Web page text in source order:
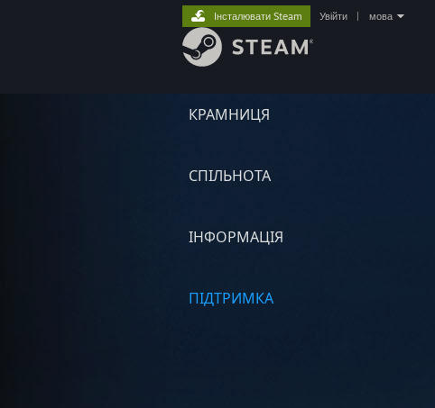
КРАМНИЦЯ
СПІЛЬНОТА
ІНФОРМАЦІЯ
ПІДТРИМКА
Інсталювати Steam Увійти мова